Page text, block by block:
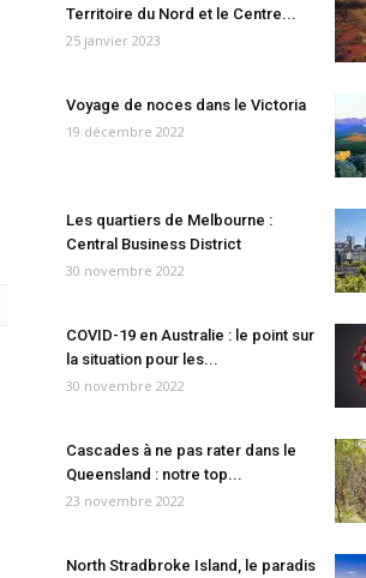
Territoire du Nord et le Centre...
25 janvier 2023
Voyage de noces dans le Victoria
19 décembre 2022
Les quartiers de Melbourne :
Central Business District
30 novembre 2022
COVID-19 en Australie : le point sur
la situation pour les...
30 novembre 2022
Cascades à ne pas rater dans le
Queensland : notre top...
23 novembre 2022
North Stradbroke Island, le paradis